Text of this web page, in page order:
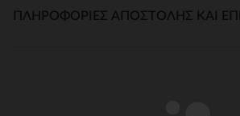
ΠΛΗΡΟΦΟΡΊΕΣ ΑΠΟΣΤΟΛΉΣ ΚΑΙ